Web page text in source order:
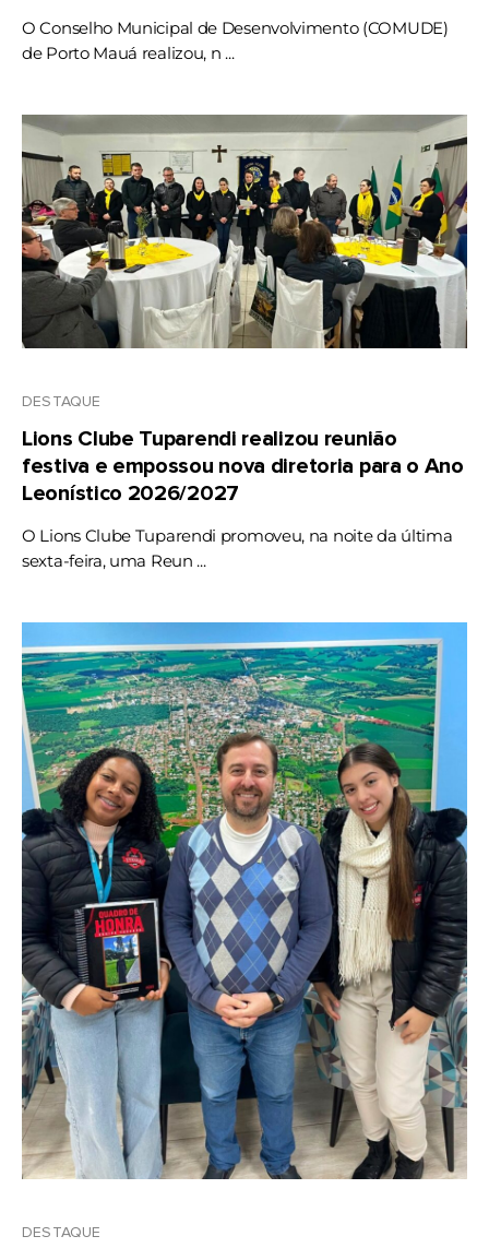
O Conselho Municipal de Desenvolvimento (COMUDE)
de Porto Mauá realizou, n ...
DESTAQUE
Lions Clube Tuparendi realizou reunião
festiva e empossou nova diretoria para o Ano
Leonístico 2026/2027
O Lions Clube Tuparendi promoveu, na noite da última
sexta-feira, uma Reun ...
DESTAQUE